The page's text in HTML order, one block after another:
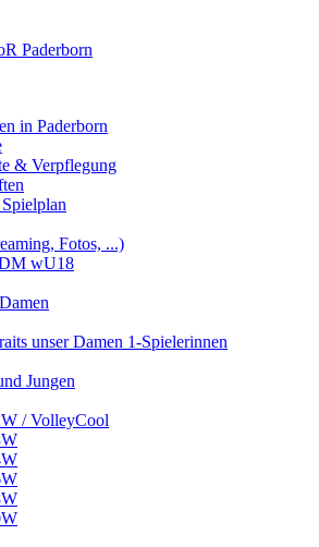
in Paderborn
& Verpflegung
Fotos, ...)
wU18
unser Damen 1-Spielerinnen
Jungen
/ VolleyCool